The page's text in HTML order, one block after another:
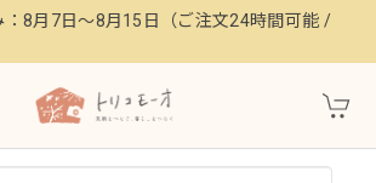
：8月7日〜8月15日（ご注文24時間可能 /